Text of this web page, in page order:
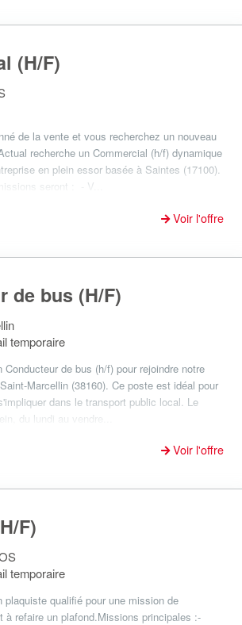
(H/F)
de la vente et vous recherchez un nouveau
recherche un Commercial (h/f) dynamique
en plein essor basée à Saintes (17100).
seront : - V...
Voir l'offre
de bus (H/F)
temporaire
Conducteur de bus (h/f) pour rejoindre notre
Marcellin (38160). Ce poste est idéal pour
dans le transport public local. Le
du lundi au vendre...
Voir l'offre
F)
temporaire
plaquiste qualifié pour une mission de
à refaire un plafond.Missions principales :-